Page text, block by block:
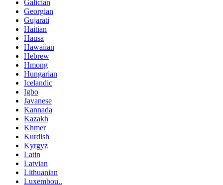
Galician
Georgian
Gujarati
Haitian
Hausa
Hawaiian
Hebrew
Hmong
Hungarian
Icelandic
Igbo
Javanese
Kannada
Kazakh
Khmer
Kurdish
Kyrgyz
Latin
Latvian
Lithuanian
Luxembou..